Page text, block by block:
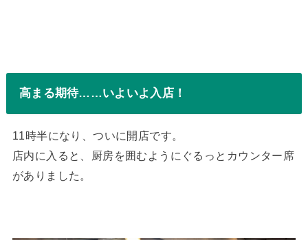
高まる期待……いよいよ入店！
11時半になり、ついに開店です。
店内に入ると、厨房を囲むようにぐるっとカウンター席
がありました。